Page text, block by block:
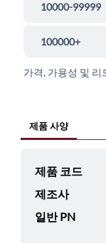
10000-99999
100000+
가격, 가용성 및
제품 사양
제품 코드
제조사
일반 PN